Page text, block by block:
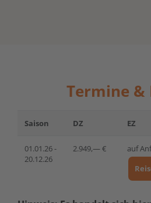
Termine &
Saison DZ EZ
01.01.26 -
20.12.26
2.949,— €
auf